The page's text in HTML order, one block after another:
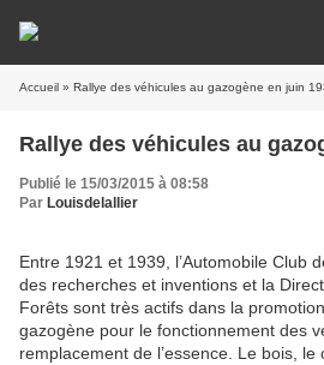
Accueil » Rallye des véhicules au gazogène en juin
Rallye des véhicules au
Publié le 15/03/2015 à 08:58
Par Louisdelallier
Entre 1921 et 1939, l’Automobile Club
des recherches et inventions et la
Forêts sont très actifs dans la
gazogène pour le fonctionnement des
remplacement de l’essence. Le bois, le